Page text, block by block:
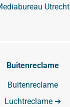
Utrecht
Buitenreclame
Buitenreclame
Luchtreclame ➔